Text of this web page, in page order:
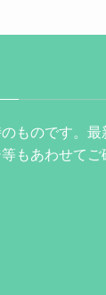
ものです。最
もあわせてご